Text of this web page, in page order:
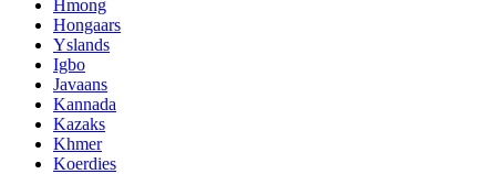
Hmong
Hongaars
Yslands
Igbo
Javaans
Kannada
Kazaks
Khmer
Koerdies